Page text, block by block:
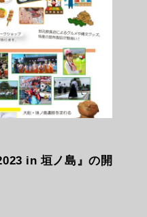
in 垣ノ島』の開